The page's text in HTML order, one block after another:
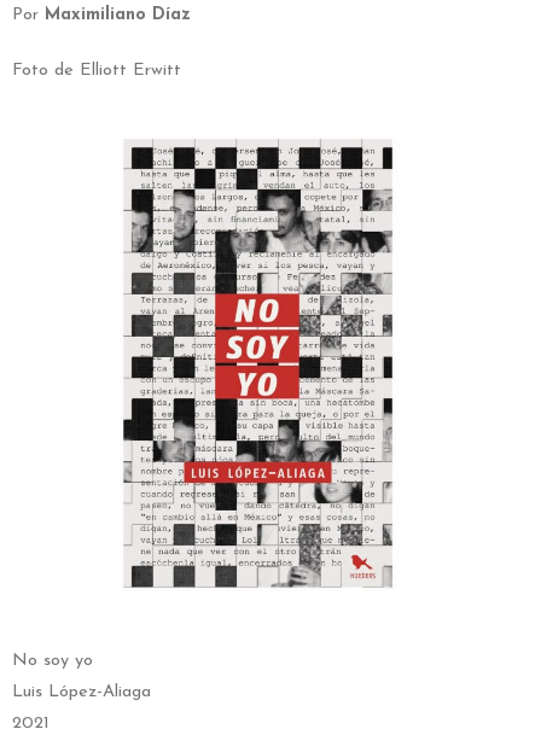
Por Maximiliano Díaz
Foto de Elliott Erwitt
No soy yo
Luis López-Aliaga
2021